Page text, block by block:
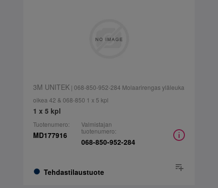
3M UNITEK| 068-850-952-284 Molaarirengas yläleuka
oikea 42 & 068-850 1 x 5 kpl
1 x 5 kpl
Tuotenumero:
MD177916
Tehdastilaustuote
Valmistajan
tuotenumero:
068-850-952-284